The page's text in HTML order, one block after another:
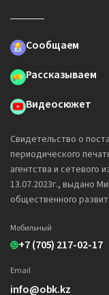
Сообщаем
Рассказываем
Видеосюжет
Свидетельство о
периодического
агентства и сетевого
13.07.2023г., выдано
общественного
Мобильный
+7 (705) 217-02-17
Email
info@obk.kz